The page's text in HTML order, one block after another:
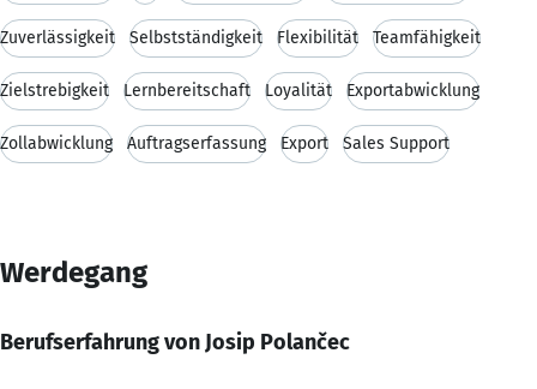
Zuverlässigkeit Selbstständigkeit Flexibilität Teamfähigkeit
Zielstrebigkeit Lernbereitschaft Loyalität Exportabwicklung
Zollabwicklung Auftragserfassung Export Sales Support
Werdegang
Berufserfahrung von Josip Polančec